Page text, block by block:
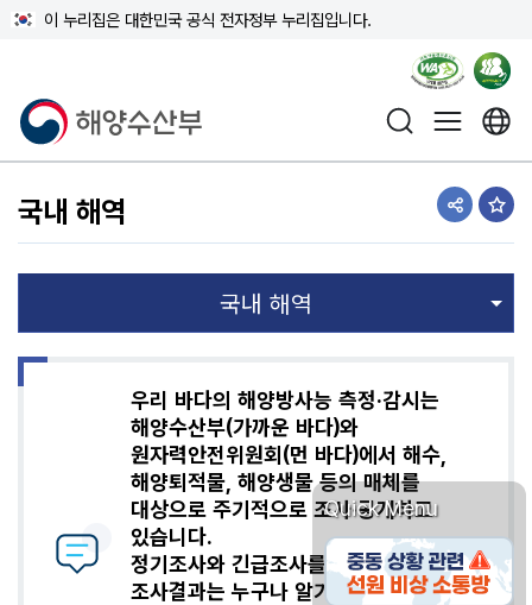
이 누리집은 대한민국 공식 전자정부 누리집입니다.
해양수산부
국내 해역 공유하
즐
우리 바다의 해양방사능 측정·감시는
해양수산부(가까운 바다)와
원자력안전위원회(먼 바다)에서 해수,
해양퇴적물, 해양생물 등의 매체를
대상으로 주기적으로 조사·공개하고
있습니다.
정기조사와 긴급조사를 통한 방사능
조사결과는 누구나 알기 쉽게
Quick Menu
중동 상황관련 선원 비